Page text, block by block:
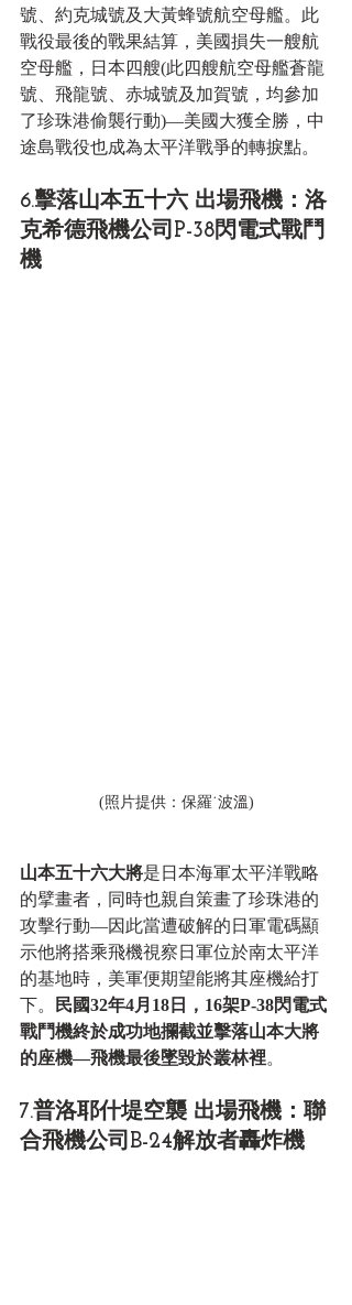
號、約克城號及大黃蜂號航空母艦。此
戰役最後的戰果結算，美國損失一艘航
空母艦，日本四艘(此四艘航空母艦蒼龍
號、飛龍號、赤城號及加賀號，均參加
了珍珠港偷襲行動)—美國大獲全勝，中
途島戰役也成為太平洋戰爭的轉捩點。
6.擊落山本五十六 出場飛機：洛
克希德飛機公司P-38閃電式戰鬥
機
(照片提供：保羅˙波溫)
山本五十六大將是日本海軍太平洋戰略
的擘畫者，同時也親自策畫了珍珠港的
攻擊行動—因此當遭破解的日軍電碼顯
示他將搭乘飛機視察日軍位於南太平洋
的基地時，美軍便期望能將其座機給打
下。 民國32年4月18日，16架P-38閃電式
戰鬥機終於成功地攔截並擊落山本大將
的座機—飛機最後墜毀於叢林裡。
7.普洛耶什堤空襲 出場飛機：聯
合飛機公司B-24解放者轟炸機